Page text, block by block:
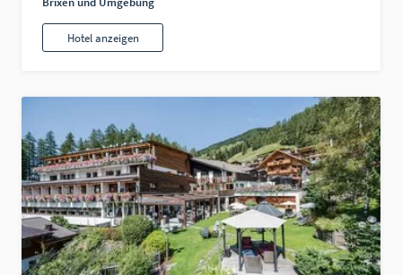
Hotel anzeigen